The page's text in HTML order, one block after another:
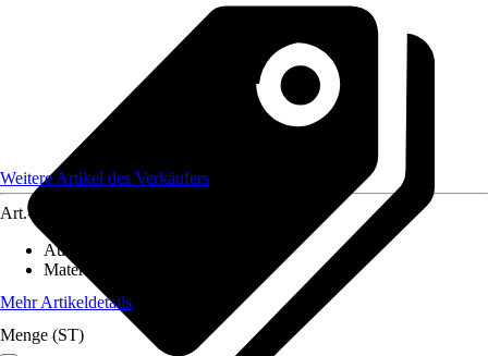
Weitere Artikel des Verkäufers
Art.-Nr.
Ausführung
Material
Mehr Artikeldetails
Menge (ST)